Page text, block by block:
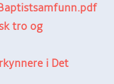
tro og
i Det